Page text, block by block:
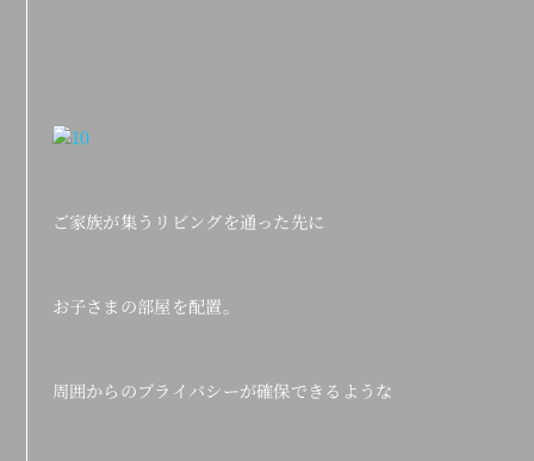
ご家族が集うリビングを通った先に
お子さまの部屋を配置。
周囲からのプライバシーが確保できるような